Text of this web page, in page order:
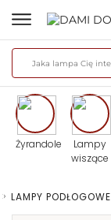
Żyrandole
Lampy
wiszące
> LAMPY PODŁOGOWE